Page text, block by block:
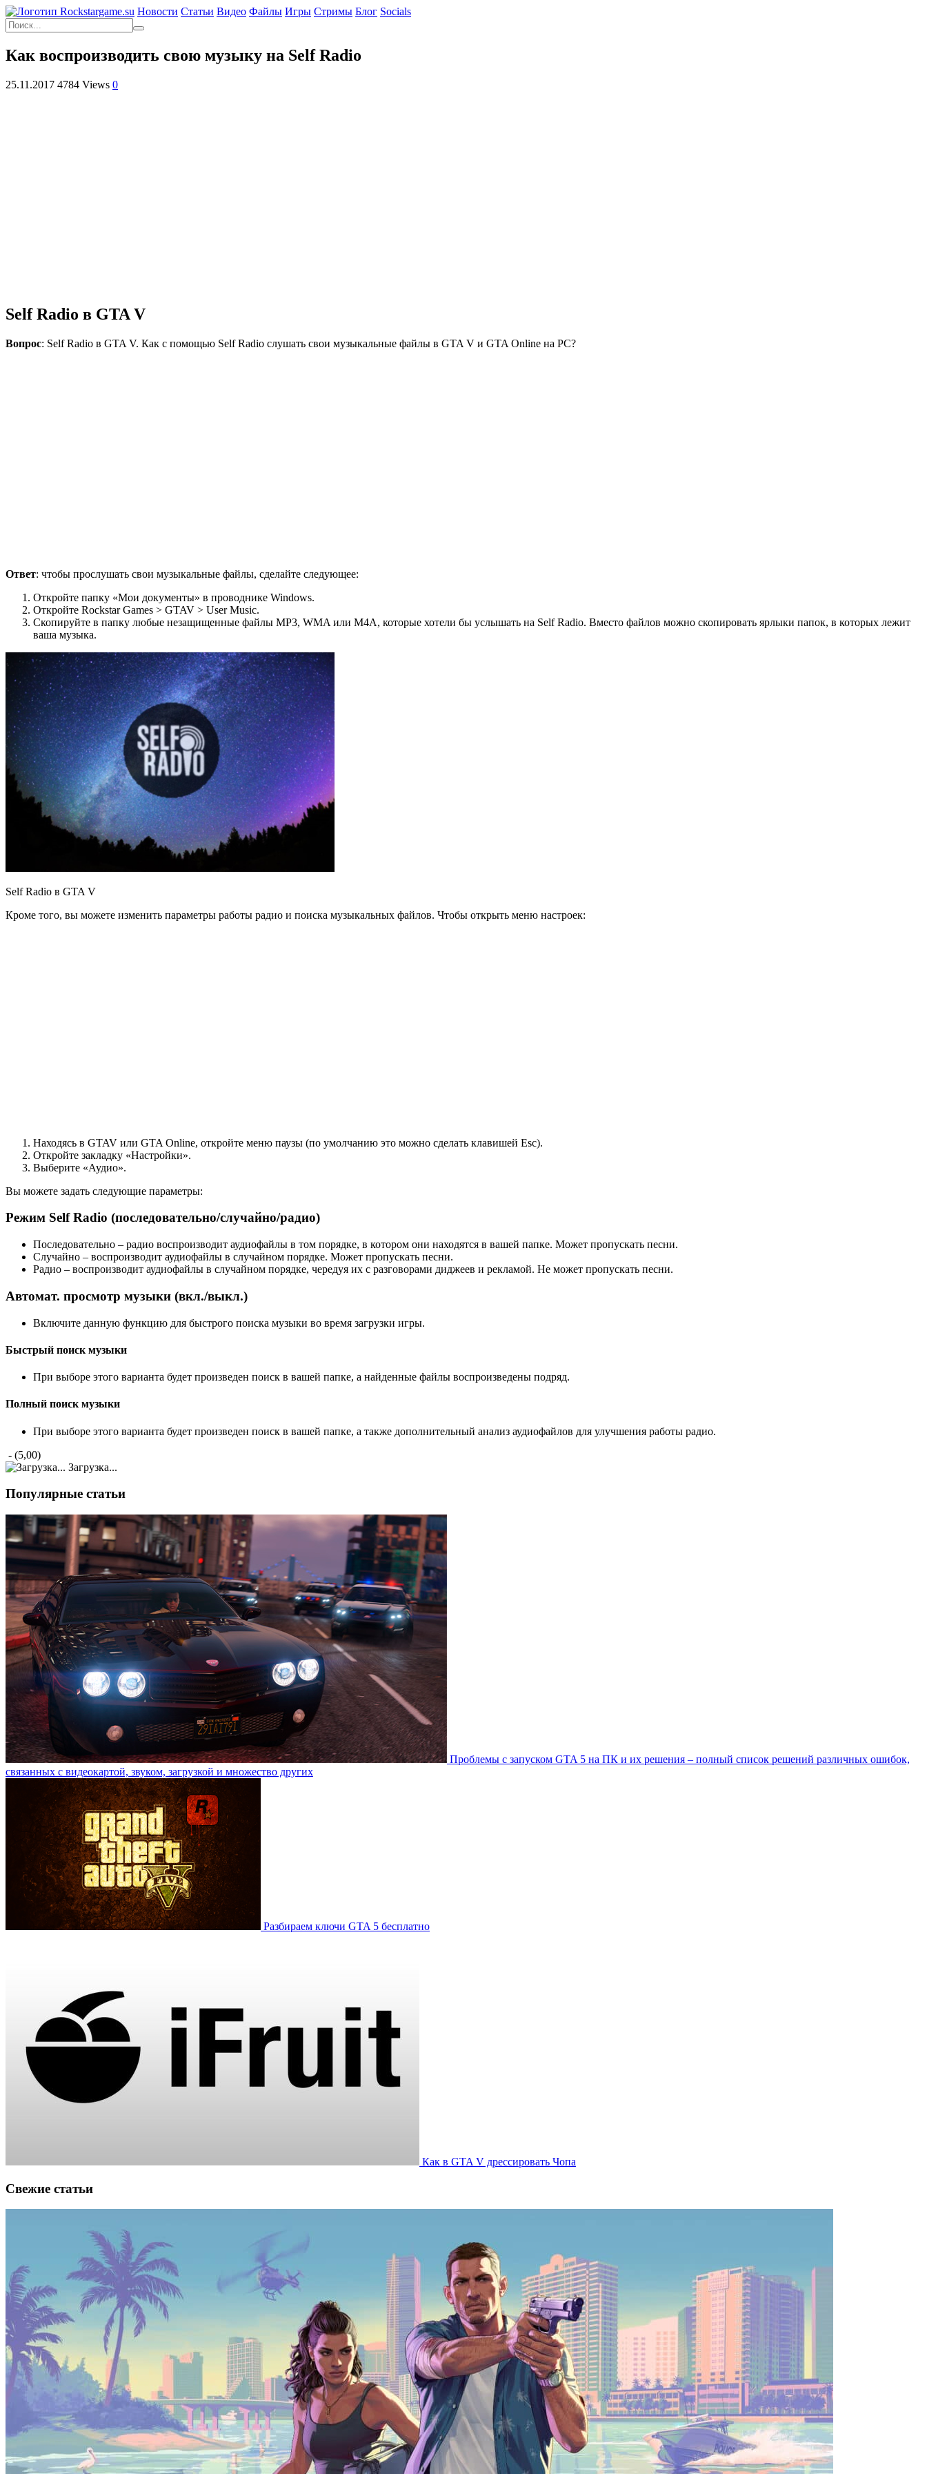
Новости Статьи Видео Файлы Игры Cтримы Блог Socials
Как воспроизводить свою музыку на Self Radio
25.11.2017 4784 Views 0
Self Radio в GTA V
Вопрос: Self Radio в GTA V. Как с помощью Self Radio слушать свои музыкальные файлы в GTA V и GTA Online на PC?
Ответ: чтобы прослушать свои музыкальные файлы, сделайте следующее:
Откройте папку «Мои документы» в проводнике Windows.
Откройте Rockstar Games > GTAV > User Music.
Скопируйте в папку любые незащищенные файлы MP3, WMA или M4A, которые хотели бы услышать на Self Radio. Вместо файлов можно скопировать ярлыки папок, в которых лежит
ваша музыка.
Self Radio в GTA V
Кроме того, вы можете изменить параметры работы радио и поиска музыкальных файлов. Чтобы открыть меню настроек:
Находясь в GTAV или GTA Online, откройте меню паузы (по умолчанию это можно сделать клавишей Esc).
Откройте закладку «Настройки».
Выберите «Аудио».
Вы можете задать следующие параметры:
Режим Self Radio (последовательно/случайно/радио)
Последовательно – радио воспроизводит аудиофайлы в том порядке, в котором они находятся в вашей папке. Может пропускать песни.
Случайно – воспроизводит аудиофайлы в случайном порядке. Может пропускать песни.
Радио – воспроизводит аудиофайлы в случайном порядке, чередуя их с разговорами диджеев и рекламой. Не может пропускать песни.
Автомат. просмотр музыки (вкл./выкл.)
Включите данную функцию для быстрого поиска музыки во время загрузки игры.
Быстрый поиск музыки
При выборе этого варианта будет произведен поиск в вашей папке, а найденные файлы воспроизведены подряд.
Полный поиск музыки
При выборе этого варианта будет произведен поиск в вашей папке, а также дополнительный анализ аудиофайлов для улучшения работы радио.
- (5,00)
Загрузка...
Популярные статьи
Проблемы с запуском GTA 5 на ПК и их решения – полный список решений различных ошибок,
связанных с видеокартой, звуком, загрузкой и множество других
Разбираем ключи GTA 5 бесплатно
Как в GTA V дрессировать Чопа
Свежие статьи